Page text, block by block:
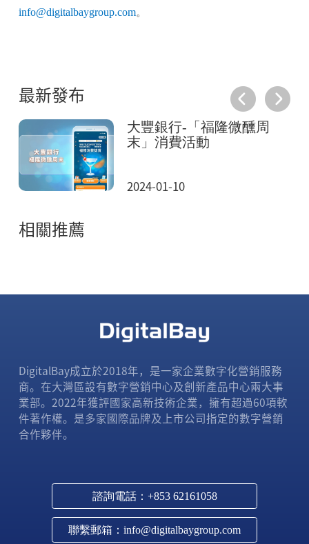
info@digitalbaygroup.com。
最新發布
大豐銀行-「福隆微醺周
末」消費活動
2024-01-10
相關推薦
DigitalBay成立於2018年，是一家企業數字化營銷服務
商。在大灣區設有數字營銷中心及創新產品中心兩大事
業部。2022年獲評國家高新技術企業，擁有超過60項軟
件著作權。是多家國際品牌及上市公司指定的數字營銷
合作夥伴。
諮詢電話：+853 62161058
聯繫郵箱：info@digitalbaygroup.com